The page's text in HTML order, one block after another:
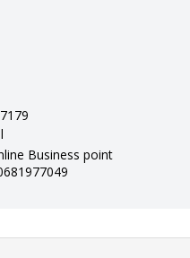
Business point